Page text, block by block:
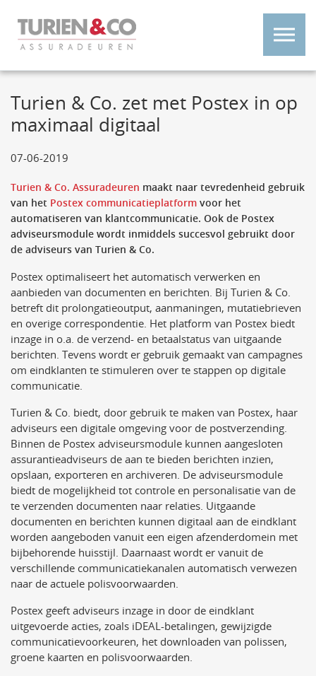
Turien & Co. zet met Postex in op
maximaal digitaal
07-06-2019
Turien & Co. Assuradeuren maakt naar tevredenheid gebruik
van het Postex communicatieplatform voor het
automatiseren van klantcommunicatie. Ook de Postex
adviseursmodule wordt inmiddels succesvol gebruikt door
de adviseurs van Turien & Co.
Postex optimaliseert het automatisch verwerken en
aanbieden van documenten en berichten. Bij Turien & Co.
betreft dit prolongatieoutput, aanmaningen, mutatiebrieven
en overige correspondentie. Het platform van Postex biedt
inzage in o.a. de verzend- en betaalstatus van uitgaande
berichten. Tevens wordt er gebruik gemaakt van campagnes
om eindklanten te stimuleren over te stappen op digitale
communicatie.
Turien & Co. biedt, door gebruik te maken van Postex, haar
adviseurs een digitale omgeving voor de postverzending.
Binnen de Postex adviseursmodule kunnen aangesloten
assurantieadviseurs de aan te bieden berichten inzien,
opslaan, exporteren en archiveren. De adviseursmodule
biedt de mogelijkheid tot controle en personalisatie van de
te verzenden documenten naar relaties. Uitgaande
documenten en berichten kunnen digitaal aan de eindklant
worden aangeboden vanuit een eigen afzenderdomein met
bijbehorende huisstijl. Daarnaast wordt er vanuit de
verschillende communicatiekanalen automatisch verwezen
naar de actuele polisvoorwaarden.
Postex geeft adviseurs inzage in door de eindklant
uitgevoerde acties, zoals iDEAL-betalingen, gewijzigde
communicatievoorkeuren, het downloaden van polissen,
groene kaarten en polisvoorwaarden.